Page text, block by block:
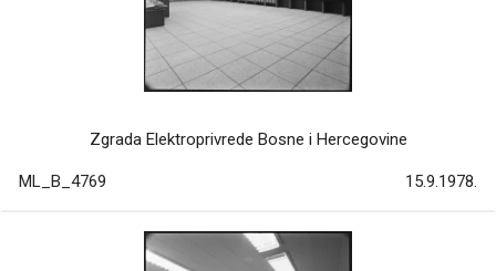
Zgrada Elektroprivrede Bosne i Hercegovine
ML_B_4769 15.9.1978.